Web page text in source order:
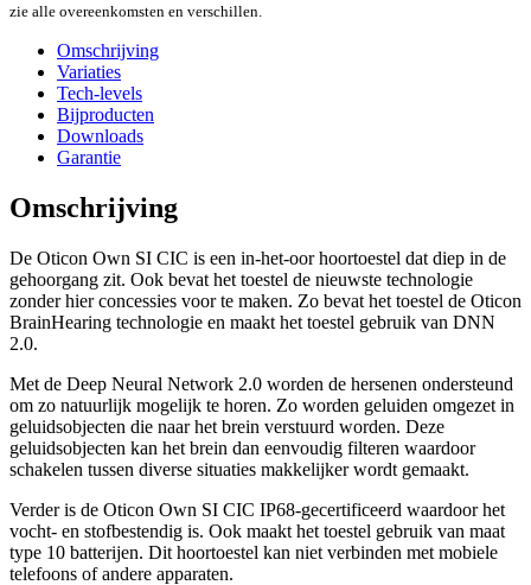
zie alle overeenkomsten en verschillen.
Omschrijving
Variaties
Tech-levels
Bijproducten
Downloads
Garantie
Omschrijving
De Oticon Own SI CIC is een in-het-oor hoortoestel dat diep in de
gehoorgang zit. Ook bevat het toestel de nieuwste technologie
zonder hier concessies voor te maken. Zo bevat het toestel de Oticon
BrainHearing technologie en maakt het toestel gebruik van DNN
2.0.
Met de Deep Neural Network 2.0 worden de hersenen ondersteund
om zo natuurlijk mogelijk te horen. Zo worden geluiden omgezet in
geluidsobjecten die naar het brein verstuurd worden. Deze
geluidsobjecten kan het brein dan eenvoudig filteren waardoor
schakelen tussen diverse situaties makkelijker wordt gemaakt.
Verder is de Oticon Own SI CIC IP68-gecertificeerd waardoor het
vocht- en stofbestendig is. Ook maakt het toestel gebruik van maat
type 10 batterijen. Dit hoortoestel kan niet verbinden met mobiele
telefoons of andere apparaten.